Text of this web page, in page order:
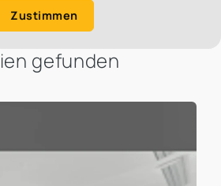
Zustimmen
gefunden